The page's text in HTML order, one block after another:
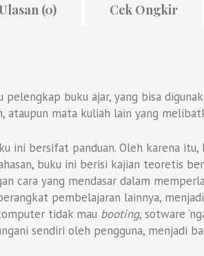
Ulasan (0) Cek Ongkir
pelengkap buku ajar, yang bisa
ataupun mata kuliah lain yang
ini bersifat panduan. Oleh karena
buku ini berisi kajian teoretis
cara yang mendasar dalam
pembelajaran lainnya,
tidak mau booting, sotware
sendiri oleh pengguna, menjadi